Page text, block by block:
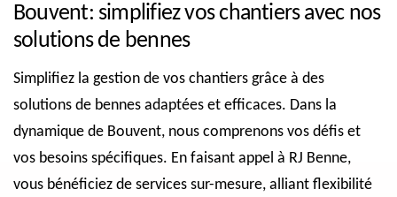
Bouvent: simplifiez vos chantiers avec nos
solutions de bennes
Simplifiez la gestion de vos chantiers grâce à des
solutions de bennes adaptées et efficaces. Dans la
dynamique de Bouvent, nous comprenons vos défis et
vos besoins spécifiques. En faisant appel à RJ Benne,
vous bénéficiez de services sur-mesure, alliant flexibilité